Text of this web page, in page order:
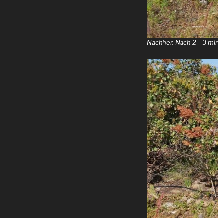
Nachher. Nach 2 – 3